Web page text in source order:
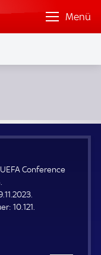
Menü
Conference
Z
10.121.